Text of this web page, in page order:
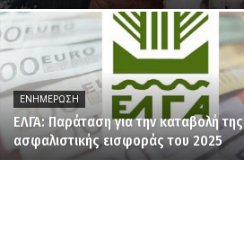
ΕΝΗΜΈΡΩΣΗ
ΕΛΓΑ: Παράταση για την καταβολή της
ασφαλιστικής εισφοράς του 2025